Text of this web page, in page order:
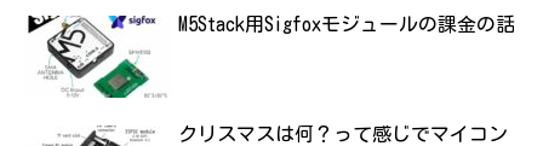
M5Stack用Sigfoxモジュールの課金の話
クリスマスは何？って感じでマイコン